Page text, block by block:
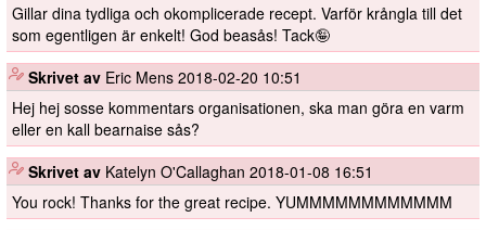
Gillar dina tydliga och okomplicerade recept. Varför krångla till det
som egentligen är enkelt! God beasås! Tack🤪
Skrivet av Eric Mens 2018-02-20 10:51
Hej hej sosse kommentars organisationen, ska man göra en varm
eller en kall bearnaise sås?
Skrivet av Katelyn O'Callaghan 2018-01-08 16:51
You rock! Thanks for the great recipe. YUMMMMMMMMMMMM